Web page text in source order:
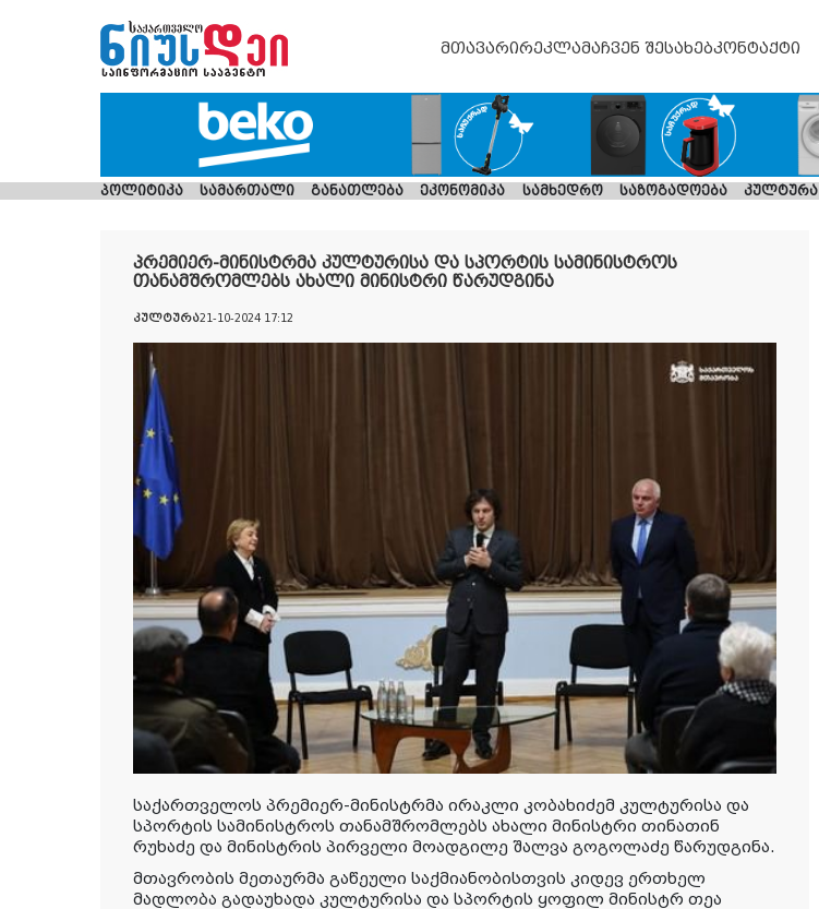
მთავარირეკლამაჩვენ შესახებკონტაქტი
პოლიტიკა სამართალი განათლება ეკონომიკა სამხედრო საზოგადოება კულტურა
პრემიერ-მინისტრმა კულტურისა და სპორტის სამინისტროს
თანამშრომლებს ახალი მინისტრი წარუდგინა
კულტურა21-10-2024 17:12
საქართველოს პრემიერ-მინისტრმა ირაკლი კობახიძემ კულტურისა და
სპორტის სამინისტროს თანამშრომლებს ახალი მინისტრი თინათინ
რუხაძე და მინისტრის პირველი მოადგილე შალვა გოგოლაძე წარუდგინა.
მთავრობის მეთაურმა გაწეული საქმიანობისთვის კიდევ ერთხელ
მადლობა გადაუხადა კულტურისა და სპორტის ყოფილ მინისტრ თეა